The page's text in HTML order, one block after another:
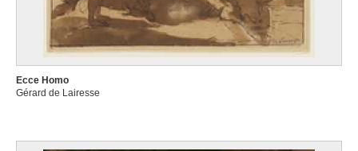
Ecce Homo
Gérard de Lairesse